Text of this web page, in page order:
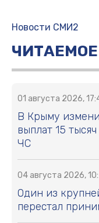
Новости СМИ2
ЧИТАЕМОЕ
01 августа 2026,
В Крыму
выплат 15
ЧС
04 августа 2026,
Один из
перестал